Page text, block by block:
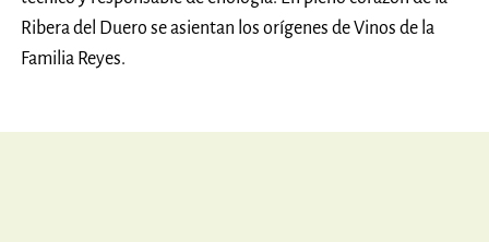
Ribera del Duero se asientan los orígenes de Vinos de la
Familia Reyes.